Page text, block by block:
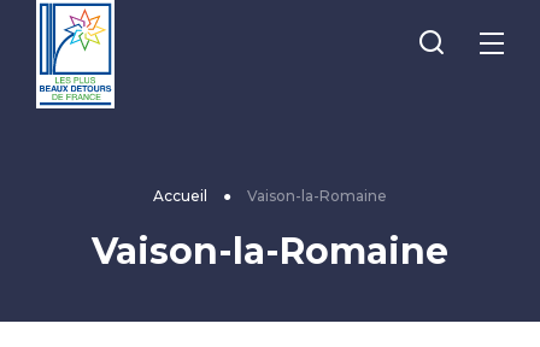
Détours
Je
Menu
Accueil ● Vaison-la-Romaine
Vaison-la-Romaine